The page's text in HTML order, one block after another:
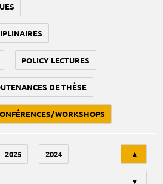
POLICY LECTURES
DE THÈSE
WORKSHOPS
2025 2024 ▲
▼